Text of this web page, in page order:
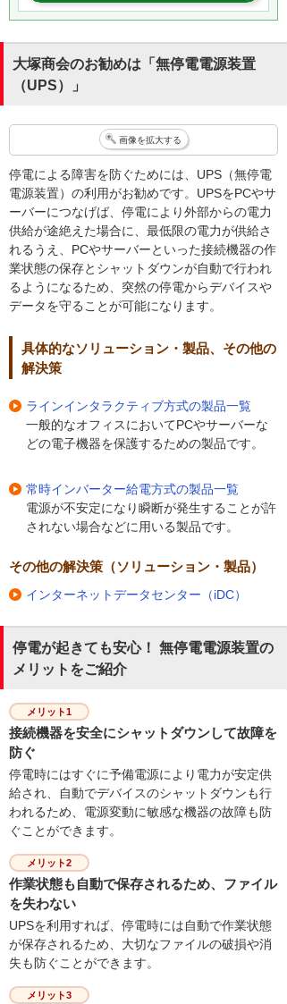
大塚商会のお勧めは「無停電電源装置
（UPS）」
画像を拡大する
停電による障害を防ぐためには、UPS（無停電
電源装置）の利用がお勧めです。UPSをPCやサ
ーバーにつなげば、停電により外部からの電力
供給が途絶えた場合に、最低限の電力が供給さ
れるうえ、PCやサーバーといった接続機器の作
業状態の保存とシャットダウンが自動で行われ
るようになるため、突然の停電からデバイスや
データを守ることが可能になります。
具体的なソリューション・製品、その他の
解決策
ラインインタラクティブ方式の製品一覧
一般的なオフィスにおいてPCやサーバーな
どの電子機器を保護するための製品です。
常時インバーター給電方式の製品一覧
電源が不安定になり瞬断が発生することが許
されない場合などに用いる製品です。
その他の解決策（ソリューション・製品）
インターネットデータセンター（iDC）
停電が起きても安心！ 無停電電源装置の
メリットをご紹介
メリット1
接続機器を安全にシャットダウンして故障を
防ぐ
停電時にはすぐに予備電源により電力が安定供
給され、自動でデバイスのシャットダウンも行
われるため、電源変動に敏感な機器の故障も防
ぐことができます。
メリット2
作業状態も自動で保存されるため、ファイル
を失わない
UPSを利用すれば、停電時には自動で作業状態
が保存されるため、大切なファイルの破損や消
失も防ぐことができます。
メリット3